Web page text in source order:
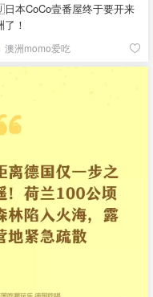
本CoCo壹番屋终于要开来
了！
澳洲momo爱吃